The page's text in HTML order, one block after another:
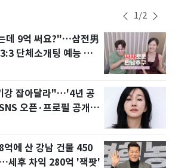
1/2
데 9억 써요?"…삼전男
단체소개팅 예능 화
강 잡아달라"…'4년 공
오픈·프로필 공개
억에 산 강남 건물 450
세후 차익 280억 '잭팟'